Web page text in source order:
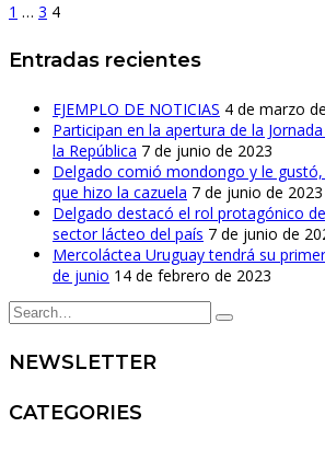
1 … 3 4
Entradas recientes
EJEMPLO DE NOTICIAS 4 de marzo
Participan en la apertura de la
la República 7 de junio de 2023
Delgado comió mondongo y le
que hizo la cazuela 7 de junio de 2023
Delgado destacó el rol protagónico
sector lácteo del país 7 de junio de
Mercoláctea Uruguay tendrá su
de junio 14 de febrero de 2023
NEWSLETTER
CATEGORIES